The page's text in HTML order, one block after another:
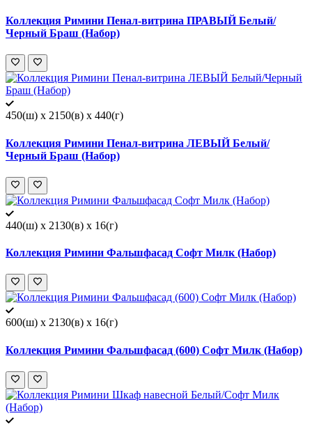
Коллекция Римини Пенал-витрина ПРАВЫЙ Белый/
Черный Браш (Набор)
450(ш) x 2150(в) x 440(г)
Коллекция Римини Пенал-витрина ЛЕВЫЙ Белый/
Черный Браш (Набор)
440(ш) x 2130(в) x 16(г)
Коллекция Римини Фальшфасад Софт Милк (Набор)
600(ш) x 2130(в) x 16(г)
Коллекция Римини Фальшфасад (600) Софт Милк (Набор)